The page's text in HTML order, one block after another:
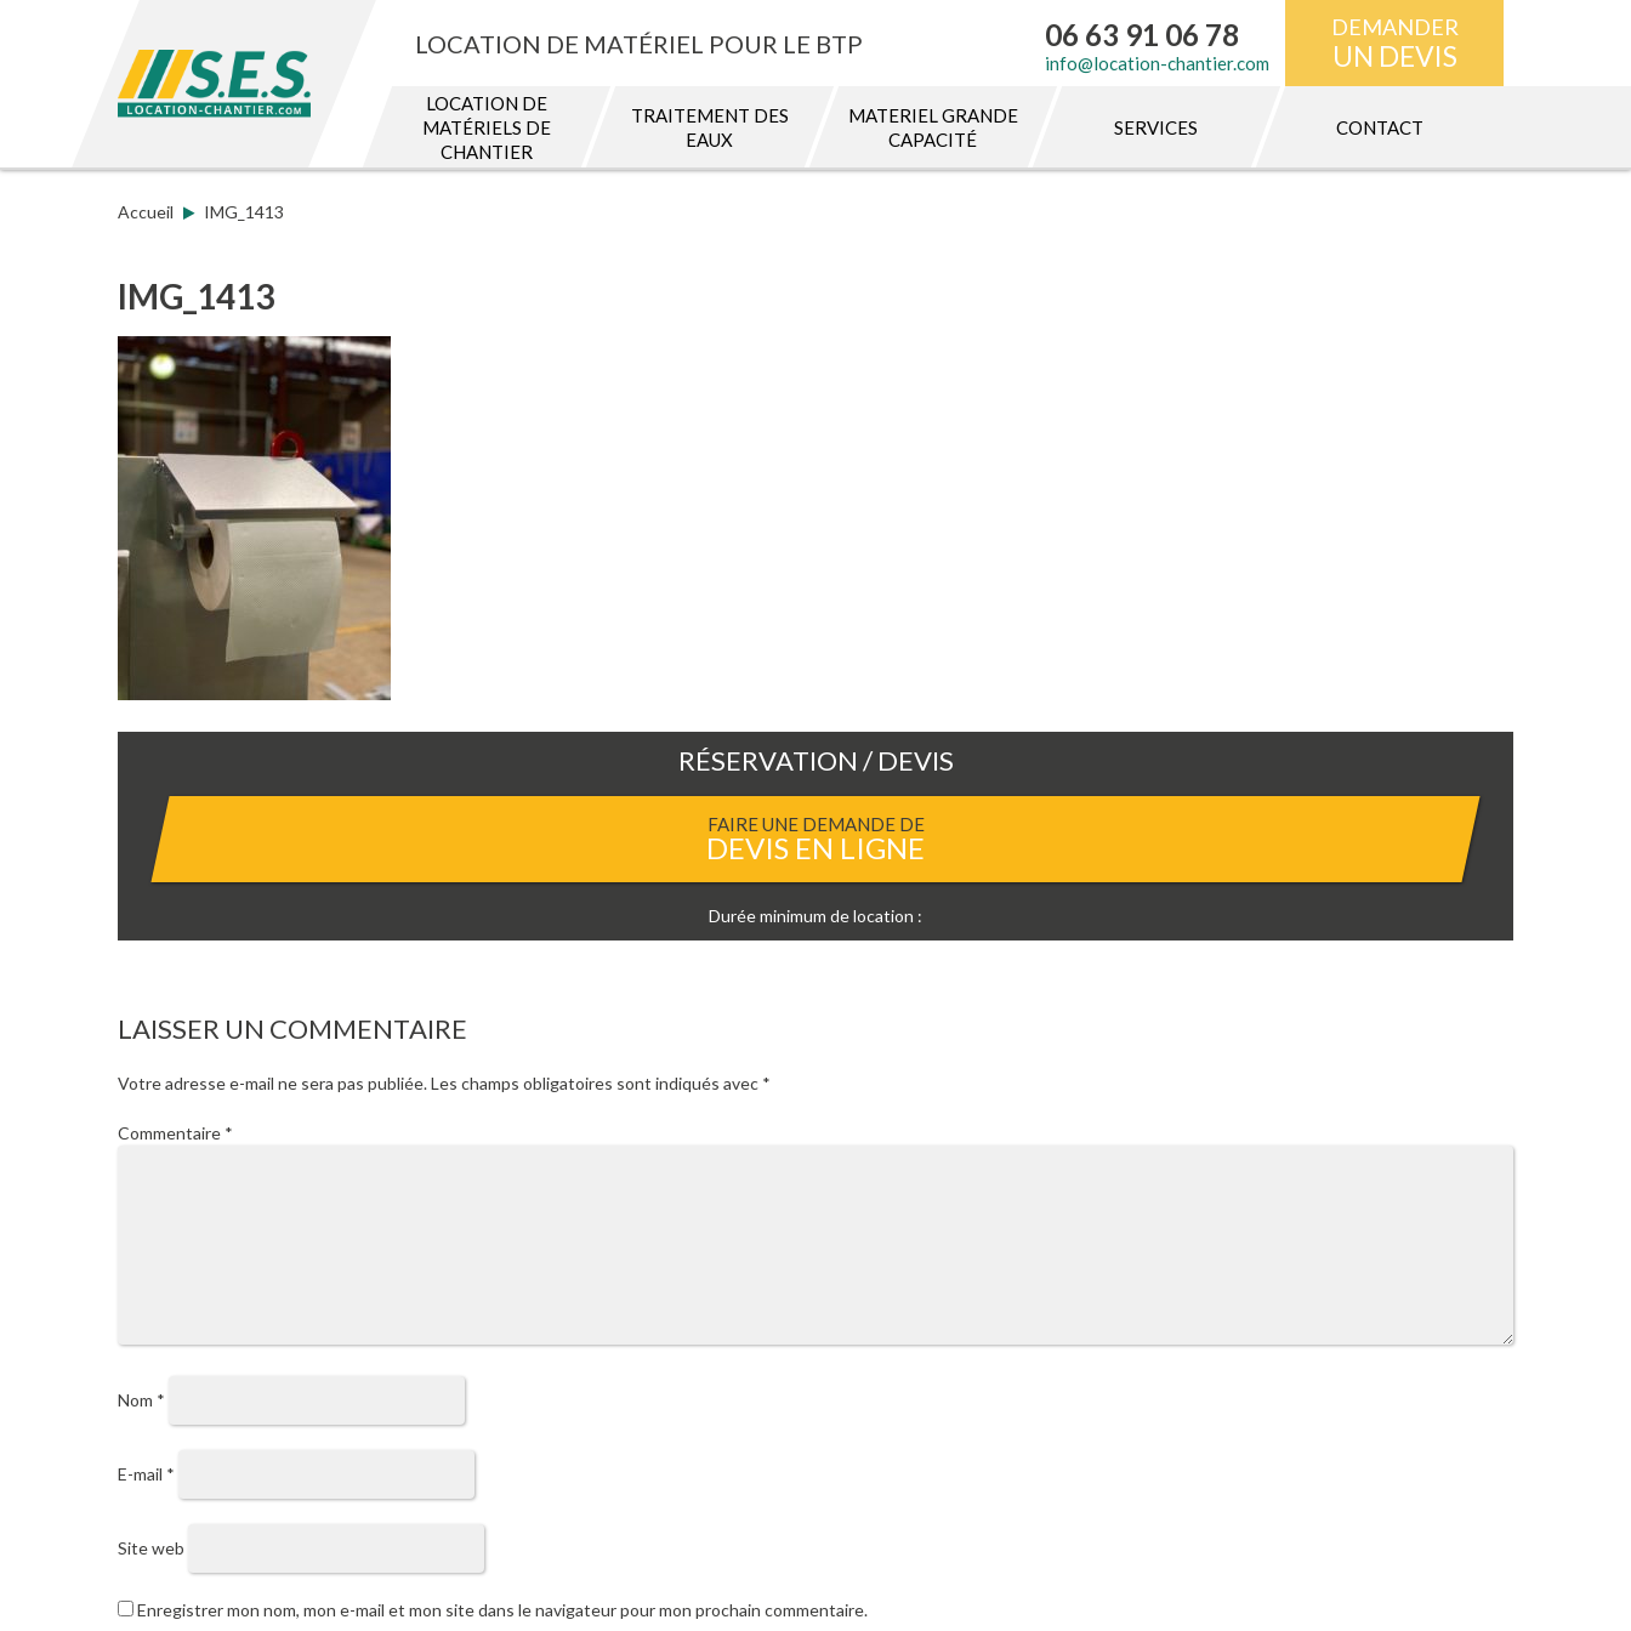
LOCATION DE MATÉRIEL POUR LE BTP 06 63 91 06 78
info@location-chantier.com
DEMANDER
UN DEVIS
LOCATION DE
MATÉRIELS DE
CHANTIER
TRAITEMENT DES
EAUX
MATERIEL GRANDE
CAPACITÉ
SERVICES CONTACT
Accueil IMG_1413
IMG_1413
RÉSERVATION / DEVIS
FAIRE UNE DEMANDE DE
DEVIS EN LIGNE
Durée minimum de location :
LAISSER UN COMMENTAIRE
Votre adresse e-mail ne sera pas publiée.Les champs obligatoires sont indiqués avec *
Commentaire *
Nom *
E-mail *
Site web
Enregistrer mon nom, mon e-mail et mon site dans le navigateur pour mon prochain commentaire.